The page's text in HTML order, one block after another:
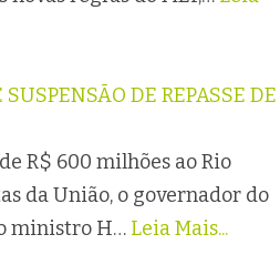
DE REPASSE DE
R$ 600 milhões ao Rio
da União, o governador do
ministro H… Leia Mais...